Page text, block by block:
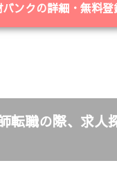
ンクの詳細・無料登
転職の際、求人